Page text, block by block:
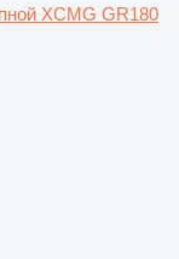
XCMG GR180